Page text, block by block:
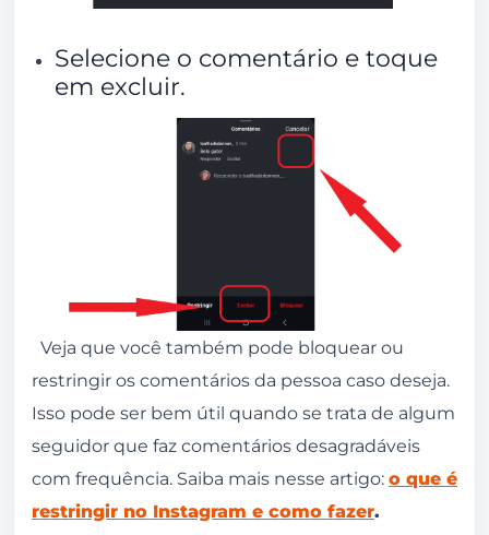
Selecione o comentário e toque
em excluir.
Veja que você também pode bloquear ou
restringir os comentários da pessoa caso deseja.
Isso pode ser bem útil quando se trata de algum
seguidor que faz comentários desagradáveis
com frequência. Saiba mais nesse artigo: o que é
restringir no Instagram e como fazer.